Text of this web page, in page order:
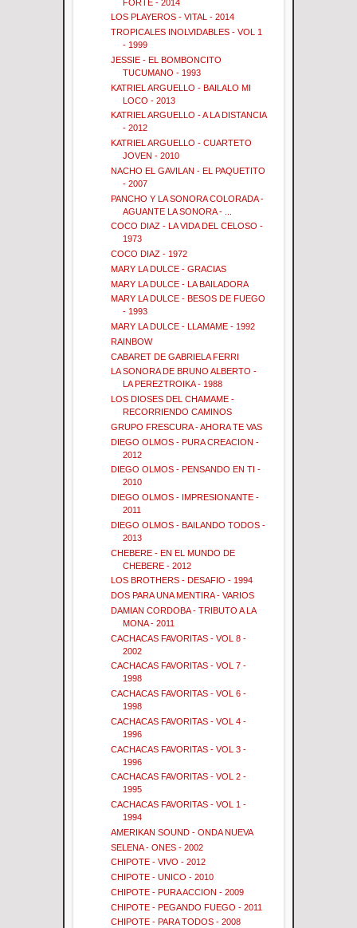
FORTE - 2014
LOS PLAYEROS - VITAL - 2014
TROPICALES INOLVIDABLES - VOL 1
- 1999
JESSIE - EL BOMBONCITO
TUCUMANO - 1993
KATRIEL ARGUELLO - BAILALO MI
LOCO - 2013
KATRIEL ARGUELLO - A LA DISTANCIA
- 2012
KATRIEL ARGUELLO - CUARTETO
JOVEN - 2010
NACHO EL GAVILAN - EL PAQUETITO
- 2007
PANCHO Y LA SONORA COLORADA -
AGUANTE LA SONORA - ...
COCO DIAZ - LA VIDA DEL CELOSO -
1973
COCO DIAZ - 1972
MARY LA DULCE - GRACIAS
MARY LA DULCE - LA BAILADORA
MARY LA DULCE - BESOS DE FUEGO
- 1993
MARY LA DULCE - LLAMAME - 1992
RAINBOW
CABARET DE GABRIELA FERRI
LA SONORA DE BRUNO ALBERTO -
LA PEREZTROIKA - 1988
LOS DIOSES DEL CHAMAME -
RECORRIENDO CAMINOS
GRUPO FRESCURA - AHORA TE VAS
DIEGO OLMOS - PURA CREACION -
2012
DIEGO OLMOS - PENSANDO EN TI -
2010
DIEGO OLMOS - IMPRESIONANTE -
2011
DIEGO OLMOS - BAILANDO TODOS -
2013
CHEBERE - EN EL MUNDO DE
CHEBERE - 2012
LOS BROTHERS - DESAFIO - 1994
DOS PARA UNA MENTIRA - VARIOS
DAMIAN CORDOBA - TRIBUTO A LA
MONA - 2011
CACHACAS FAVORITAS - VOL 8 -
2002
CACHACAS FAVORITAS - VOL 7 -
1998
CACHACAS FAVORITAS - VOL 6 -
1998
CACHACAS FAVORITAS - VOL 4 -
1996
CACHACAS FAVORITAS - VOL 3 -
1996
CACHACAS FAVORITAS - VOL 2 -
1995
CACHACAS FAVORITAS - VOL 1 -
1994
AMERIKAN SOUND - ONDA NUEVA
SELENA - ONES - 2002
CHIPOTE - VIVO - 2012
CHIPOTE - UNICO - 2010
CHIPOTE - PURA ACCION - 2009
CHIPOTE - PEGANDO FUEGO - 2011
CHIPOTE - PARA TODOS - 2008